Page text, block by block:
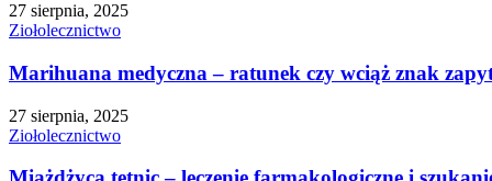
27 sierpnia, 2025
Ziołolecznictwo
Marihuana medyczna – ratunek czy wciąż znak
27 sierpnia, 2025
Ziołolecznictwo